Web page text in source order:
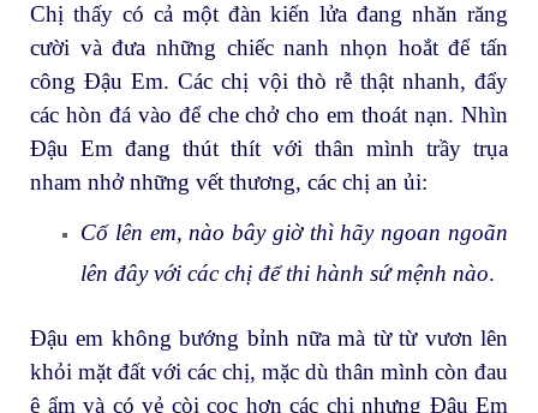
Chị thấy có cả một đàn kiến lửa đang nhăn răng
cười và đưa những chiếc nanh nhọn hoắt để tấn
công Đậu Em. Các chị vội thò rễ thật nhanh, đẩy
các hòn đá vào để che chở cho em thoát nạn. Nhìn
Đậu Em đang thút thít với thân mình trầy trụa
nham nhở những vết thương, các chị an ủi:
Cố lên em, nào bây giờ thì hãy ngoan ngoãn
lên đây với các chị để thi hành sứ mệnh nào.
Đậu em không bướng bỉnh nữa mà từ từ vươn lên
khỏi mặt đất với các chị, mặc dù thân mình còn đau
ê ẩm và có vẻ còi cọc hơn các chị nhưng Đậu Em